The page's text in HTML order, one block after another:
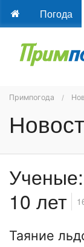
Погода
Примпогода
10 лет
Таяние